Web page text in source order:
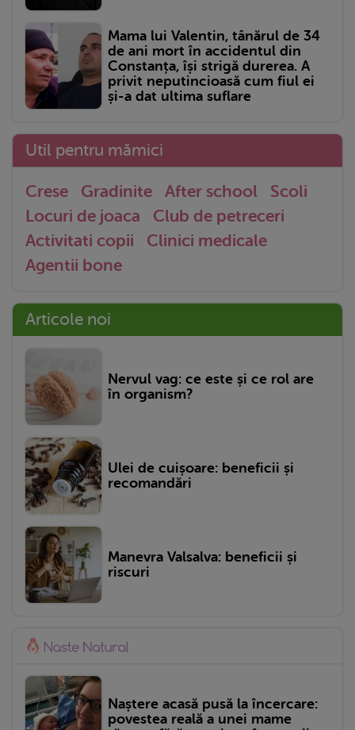
Mama lui Valentin, tânărul de 34
de ani mort în accidentul din
Constanța, își strigă durerea. A
privit neputincioasă cum fiul ei
și-a dat ultima suflare
Util pentru mămici
Crese Gradinite After school
Scoli
Locuri de joaca
Club de petreceri
Activitati copii
Clinici medicale
Agentii bone
Articole noi
Nervul vag: ce este și ce rol are
în organism?
Ulei de cuișoare: beneficii și
recomandări
Manevra Valsalva: beneficii și
riscuri
Naștere acasă pusă la încercare:
povestea reală a unei mame